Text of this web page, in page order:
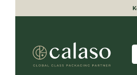
springen Zur